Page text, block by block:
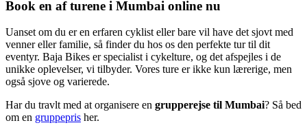
Book en af turene i Mumbai online nu
Uanset om du er en erfaren cyklist eller bare vil have det sjovt med
venner eller familie, så finder du hos os den perfekte tur til dit
eventyr. Baja Bikes er specialist i cykelture, og det afspejles i de
unikke oplevelser, vi tilbyder. Vores ture er ikke kun lærerige, men
også sjove og varierede.
Har du travlt med at organisere en grupperejse til Mumbai? Så bed
om en gruppepris her.